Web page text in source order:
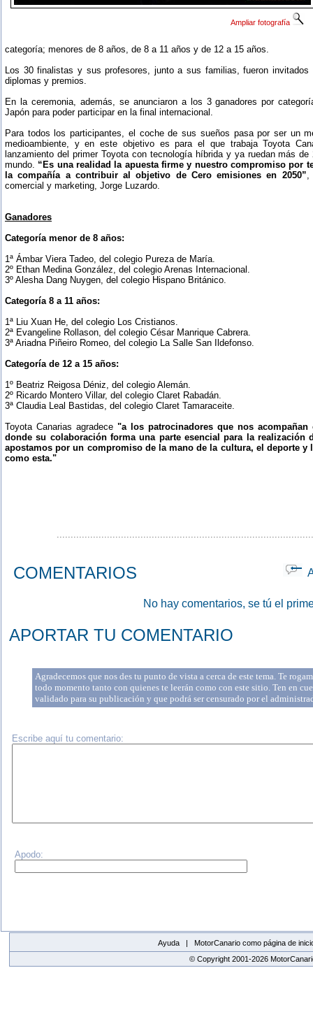
Ampliar fotografía
categoría; menores de 8 años, de 8 a 11 años y de 12 a 15 años.
Los 30 finalistas y sus profesores, junto a sus familias, fueron
diplomas y premios.
En la ceremonia, además, se anunciaron a los 3 ganadores por
Japón para poder participar en la final internacional.
Para todos los participantes, el coche de sus sueños pasa por ser un
medioambiente, y en este objetivo es para el que trabaja Toyota
lanzamiento del primer Toyota con tecnología híbrida y ya ruedan más
mundo. “Es una realidad la apuesta firme y nuestro compromiso por
la compañía a contribuir al objetivo de Cero emisiones en 2050”,
comercial y marketing, Jorge Luzardo.
Ganadores
Categoría menor de 8 años:
1ª Ámbar Viera Tadeo, del colegio Pureza de María.
2º Ethan Medina González, del colegio Arenas Internacional.
3º Alesha Dang Nuygen, del colegio Hispano Británico.
Categoría 8 a 11 años:
1ª Liu Xuan He, del colegio Los Cristianos.
2ª Evangeline Rollason, del colegio César Manrique Cabrera.
3ª Ariadna Piñeiro Romeo, del colegio La Salle San Ildefonso.
Categoría de 12 a 15 años:
1º Beatriz Reigosa Déniz, del colegio Alemán.
2º Ricardo Montero Villar, del colegio Claret Rabadán.
3ª Claudia Leal Bastidas, del colegio Claret Tamaraceite.
Toyota Canarias agradece "a los patrocinadores que nos
donde su colaboración forma una parte esencial para la realización
apostamos por un compromiso de la mano de la cultura, el deporte
como esta."
COMENTARIOS
No hay comentarios, se tú el
APORTAR TU COMENTARIO
Agradecemos que nos des tu punto de vista a cerca de este tema. Te
todo momento tanto con quienes te leerán como con este sitio. Ten en
validado para su publicación y que podrá ser censurado por el
Escribe aquí tu comentario:
Apodo:
Ayuda |
MotorCanario como página de
© Copyright 2001-2026